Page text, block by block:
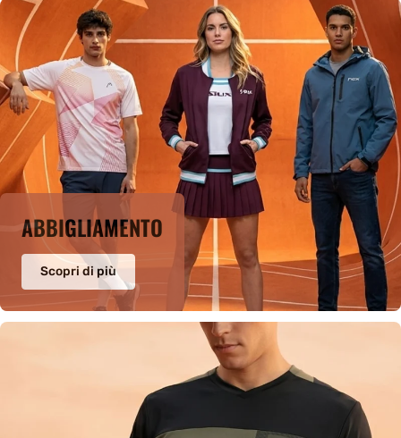
ABBIGLIAMENTO
Scopri di più